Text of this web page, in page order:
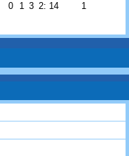
0 1 3 2: 14 1